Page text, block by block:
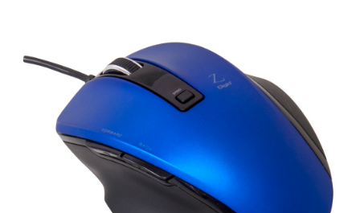
握り心地を追求した「Z」シリーズのSサイズ有
BlueLEDセンサー搭載
メーカー希望小売価格：